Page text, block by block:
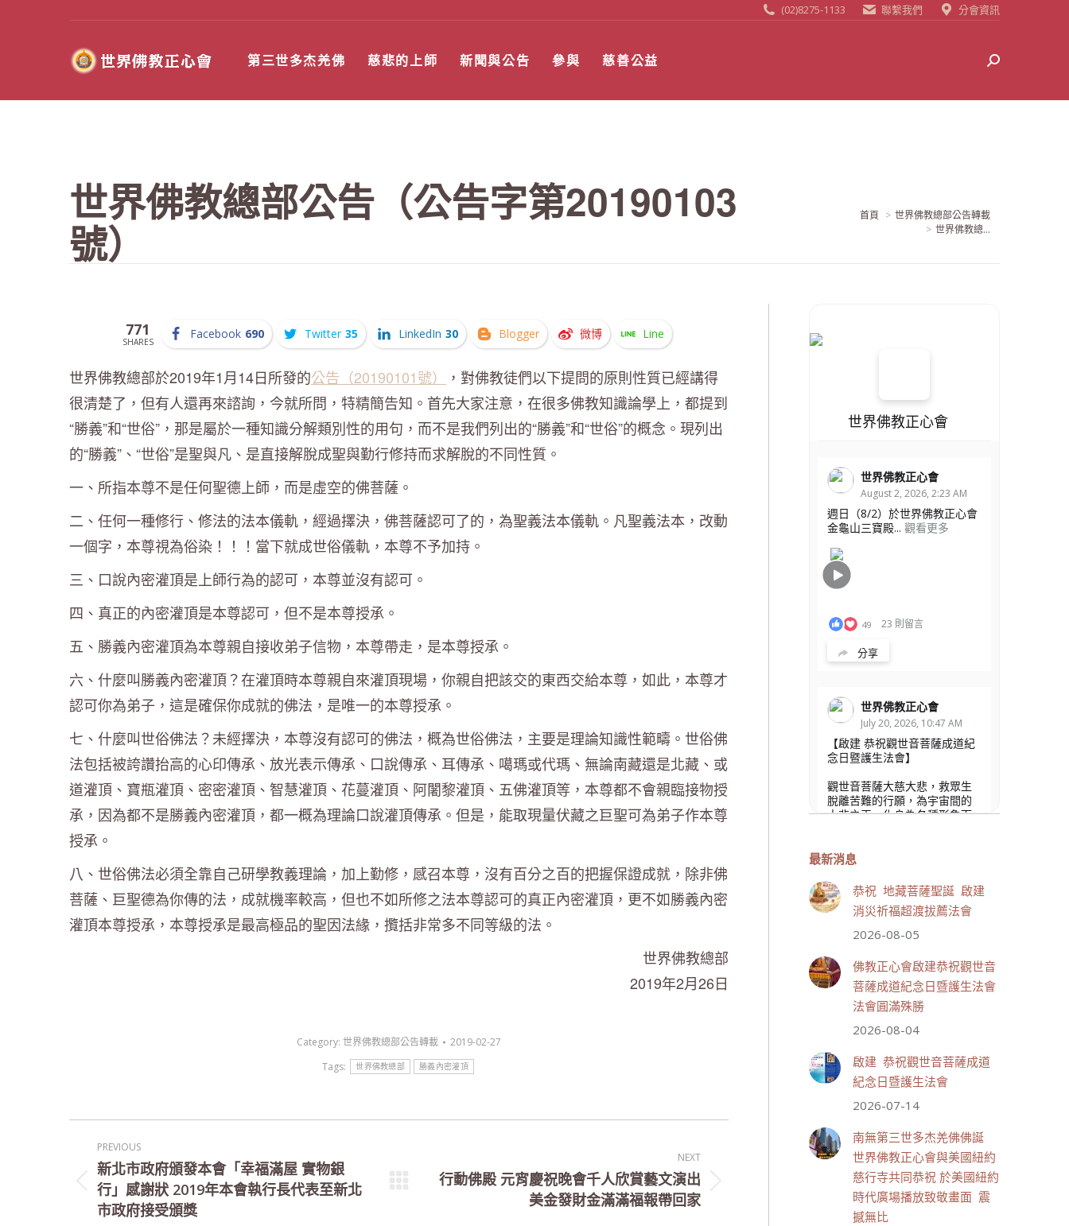
(02)8275-1133 聯繫我們 分會資訊
第三世多杰羌佛 慈悲的上師 新聞與公告 參與 慈善公益 Search:
世界佛教總部公告（公告字第20190103
號）
首頁
世界佛教總部公告轉載
世界佛教總...
771
SHARES
Facebook 690 Twitter 35 LinkedIn 30 Blogger 微博 Line
世界佛教總部於2019年1月14日所發的公告（20190101號）
，對佛教徒們以下提問的原則性質已經講得
很清楚了，但有人還再來諮詢，今就所問，特精簡告知。首先大家注意，在很多佛教知識論學上，都提到
“勝義”和“世俗”，那是屬於一種知識分解類別性的用句，而不是我們列出的“勝義”和“世俗”的概念。現列出
的“勝義”、“世俗”是聖與凡、是直接解脫成聖與勤行修持而求解脫的不同性質。
一、所指本尊不是任何聖德上師，而是虛空的佛菩薩。
二、任何一種修行、修法的法本儀軌，經過擇決，佛菩薩認可了的，為聖義法本儀軌。凡聖義法本，改動
一個字，本尊視為俗染！！！當下就成世俗儀軌，本尊不予加持。
三、口說內密灌頂是上師行為的認可，本尊並沒有認可。
四、真正的內密灌頂是本尊認可，但不是本尊授承。
五、勝義內密灌頂為本尊親自接收弟子信物，本尊帶走，是本尊授承。
六、什麼叫勝義內密灌頂？在灌頂時本尊親自來灌頂現場，你親自把該交的東西交給本尊，如此，本尊才
認可你為弟子，這是確保你成就的佛法，是唯一的本尊授承。
七、什麼叫世俗佛法？未經擇決，本尊沒有認可的佛法，概為世俗佛法，主要是理論知識性範疇。世俗佛
法包括被誇讚抬高的心印傳承、放光表示傳承、口說傳承、耳傳承、噶瑪或代瑪、無論南藏還是北藏、或
道灌頂、寶瓶灌頂、密密灌頂、智慧灌頂、花蔓灌頂、阿闍黎灌頂、五佛灌頂等，本尊都不會親臨接物授
承，因為都不是勝義內密灌頂，都一概為理論口說灌頂傳承。但是，能取現量伏藏之巨聖可為弟子作本尊
授承。
八、世俗佛法必須全靠自己研學教義理論，加上勤修，感召本尊，沒有百分之百的把握保證成就，除非佛
菩薩、巨聖德為你傳的法，成就機率較高，但也不如所修之法本尊認可的真正內密灌頂，更不如勝義內密
灌頂本尊授承，本尊授承是最高極品的聖因法緣，攬括非常多不同等級的法。
世界佛教總部
2019年2月26日
Category:世界佛教總部公告轉載
2019-02-27
Tags:
世界佛教總部 勝義內密灌頂
Post
navigation
PREVIOUS
Previous
post:
新北市政府頒發本會「幸福滿屋 實物銀
行」感謝狀 2019年本會執行長代表至新北
市政府接受頒獎
NEXT
Next
行動佛殿 元宵慶祝晚會千人欣賞藝文演出
美金發財金滿滿福報帶回家
世界佛教正心會
世界佛教正心會
August 2, 2026, 2:23 AM
週日（8/2）於世界佛教正心會
金龜山三寶殿... 觀看更多
49 23 則留言
分享
世界佛教正心會
July 20, 2026, 10:47 AM
【啟建 恭祝觀世音菩薩成道紀
念日暨護生法會】
觀世音菩薩大慈大悲，救眾生
脫離苦難的行願，為宇宙間的
大悲之王，化身為各種形象而
身，農曆6月19日為觀世音菩薩
文殊院、財神會館、桃園金龜
山三寶殿將在8月1日(星期六)於
金龜山三寶殿聯合啟建「恭祝...
觀看更多
111 33 則留言
分享
世界佛教正心會
週日（7/19）將於世界佛教正
心會金龜山三寶殿... 觀看更多
最新消息
恭祝 地藏菩薩聖誕 啟建
消災祈福超渡拔薦法會
2026-08-05
佛教正心會啟建恭祝觀世音
菩薩成道紀念日暨護生法會
法會圓滿殊勝
2026-08-04
啟建 恭祝觀世音菩薩成道
紀念日暨護生法會
2026-07-14
南無第三世多杰羌佛佛誕
世界佛教正心會與美國紐約
慈行寺共同恭祝 於美國紐約
時代廣場播放致敬畫面 震
撼無比